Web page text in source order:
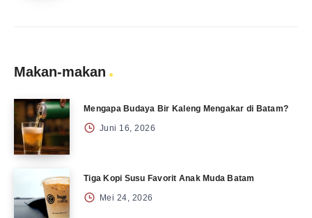
Makan-makan
Mengapa Budaya Bir Kaleng Mengakar di Batam?
Juni 16, 2026
Tiga Kopi Susu Favorit Anak Muda Batam
Mei 24, 2026